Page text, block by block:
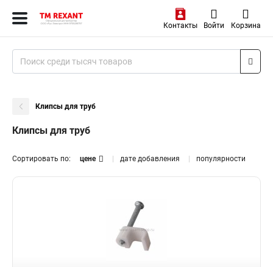
Контакты Войти Корзина
Клипсы для труб
Клипсы для труб
Сортировать по: цене дате добавления популярности